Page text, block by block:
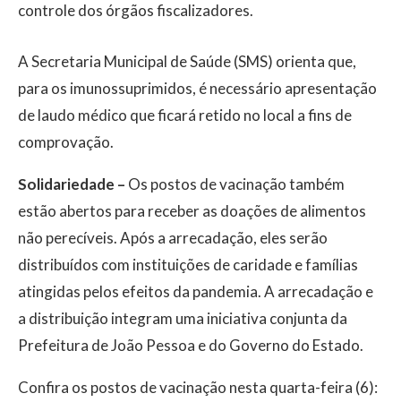
controle dos órgãos fiscalizadores.
A Secretaria Municipal de Saúde (SMS) orienta que,
para os imunossuprimidos, é necessário apresentação
de laudo médico que ficará retido no local a fins de
comprovação.
Solidariedade – Os postos de vacinação também
estão abertos para receber as doações de alimentos
não perecíveis. Após a arrecadação, eles serão
distribuídos com instituições de caridade e famílias
atingidas pelos efeitos da pandemia. A arrecadação e
a distribuição integram uma iniciativa conjunta da
Prefeitura de João Pessoa e do Governo do Estado.
Confira os postos de vacinação nesta quarta-feira (6):